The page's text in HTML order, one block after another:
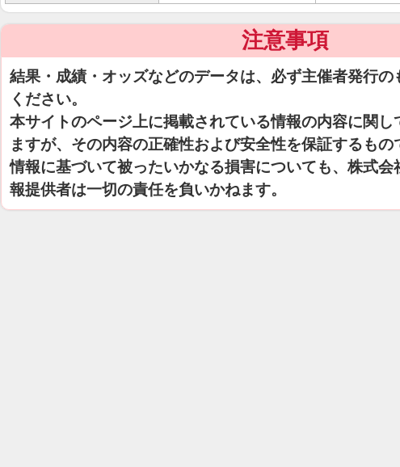
注意事項
結果・成績・オッズなどのデータは、必ず主催者発行の
ください。
本サイトのページ上に掲載されている情報の内容に関し
ますが、その内容の正確性および安全性を保証するも
情報に基づいて被ったいかなる損害についても、株式
報提供者は一切の責任を負いかねます。